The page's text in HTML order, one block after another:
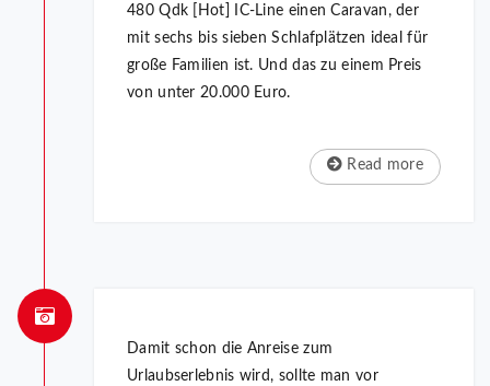
480 Qdk [Hot] IC-Line einen Caravan, der
mit sechs bis sieben Schlafplätzen ideal für
große Familien ist. Und das zu einem Preis
von unter 20.000 Euro.
Read more
Damit schon die Anreise zum
Urlaubserlebnis wird, sollte man vor